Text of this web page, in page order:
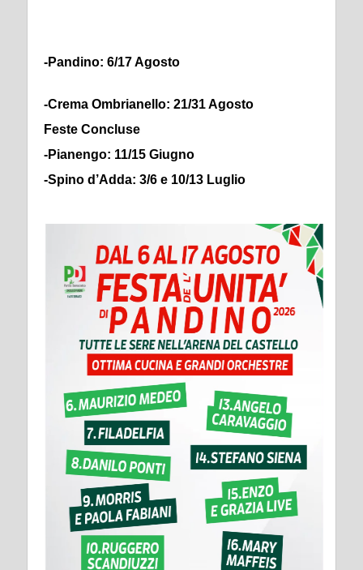
-Pandino: 6/17 Agosto
-Crema Ombrianello: 21/31 Agosto
Feste Concluse
-Pianengo: 11/15 Giugno
-Spino d’Adda: 3/6 e 10/13 Luglio